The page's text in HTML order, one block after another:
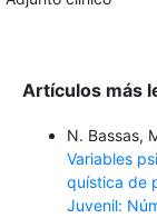
Artículos más
N. Bassas,
Variables
quística de
Juvenil: